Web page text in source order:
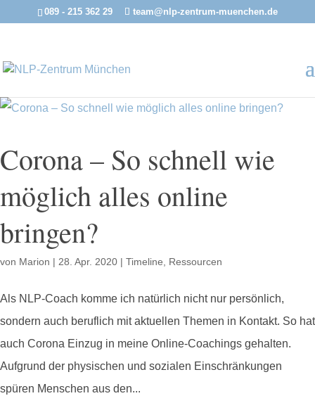
089 - 215 362 29 team@nlp-zentrum-muenchen.de
Corona – So schnell wie
möglich alles online
bringen?
von Marion | 28. Apr. 2020 | Timeline Ressourcen
Als NLP-Coach komme ich natürlich nicht nur persönlich,
sondern auch beruflich mit aktuellen Themen in Kontakt. So hat
auch Corona Einzug in meine Online-Coachings gehalten.
Aufgrund der physischen und sozialen Einschränkungen
spüren Menschen aus den...